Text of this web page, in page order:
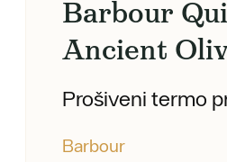
Barbour
Ancient
Prošiveni termo
Barbour